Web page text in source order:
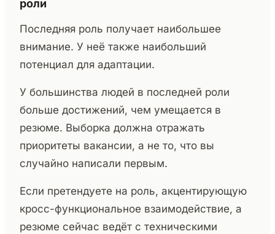
роли
Последняя роль получает наибольшее
внимание. У неё также наибольший
потенциал для адаптации.
У большинства людей в последней роли
больше достижений, чем умещается в
резюме. Выборка должна отражать
приоритеты вакансии, а не то, что вы
случайно написали первым.
Если претендуете на роль, акцентирующую
кросс-функциональное взаимодействие, а
резюме сейчас ведёт с техническими